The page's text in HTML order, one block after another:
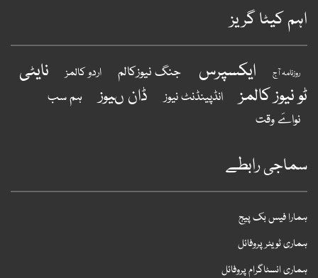
کیٹا گریز
روزنامہ آج ایکسپرس جنگ نیوزکالم اردو کالمز
نایٹی
نیوز کالمز
انڈپینڈنٹ نیوز ڈان ںیوز ہم سب
نواےَ وقت
رابطے
فیس بک پیج
ٹویٹر پروفائل
انسٹاگرام پروفائل